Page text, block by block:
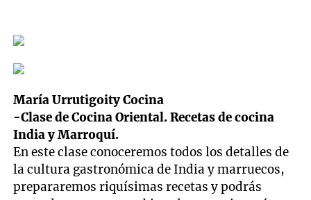
María Urrutigoity Cocina
-Clase de Cocina Oriental. Recetas de cocina
India y Marroquí.
En este clase conoceremos todos los detalles de
la cultura gastronómica de India y marruecos,
prepararemos riquísimas recetas y podrás